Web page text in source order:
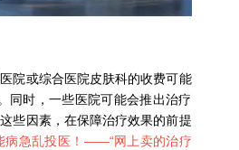
或综合医院皮肤科的收费可能
同时，一些医院可能会推出治疗
些因素，在保障治疗效果的前提
病急乱投医！——“网上卖的治疗